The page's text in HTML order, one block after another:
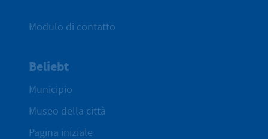
Modulo di contatto
Beliebt
Municipio
Museo della città
Pagina iniziale